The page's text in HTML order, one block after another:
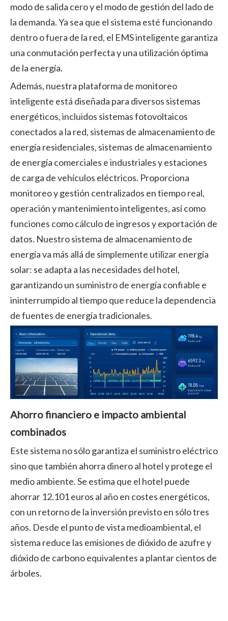
modo de salida cero y el modo de gestión del lado de
la demanda. Ya sea que el sistema esté funcionando
dentro o fuera de la red, el EMS inteligente garantiza
una conmutación perfecta y una utilización óptima
de la energía.
Además, nuestra plataforma de monitoreo
inteligente está diseñada para diversos sistemas
energéticos, incluidos sistemas fotovoltaicos
conectados a la red, sistemas de almacenamiento de
energía residenciales, sistemas de almacenamiento
de energía comerciales e industriales y estaciones
de carga de vehículos eléctricos. Proporciona
monitoreo y gestión centralizados en tiempo real,
operación y mantenimiento inteligentes, así como
funciones como cálculo de ingresos y exportación de
datos. Nuestro sistema de almacenamiento de
energía va más allá de simplemente utilizar energía
solar: se adapta a las necesidades del hotel,
garantizando un suministro de energía confiable e
ininterrumpido al tiempo que reduce la dependencia
de fuentes de energía tradicionales.
Ahorro financiero e impacto ambiental
combinados
Este sistema no sólo garantiza el suministro eléctrico
sino que también ahorra dinero al hotel y protege el
medio ambiente. Se estima que el hotel puede
ahorrar 12.101 euros al año en costes energéticos,
con un retorno de la inversión previsto en sólo tres
años. Desde el punto de vista medioambiental, el
sistema reduce las emisiones de dióxido de azufre y
dióxido de carbono equivalentes a plantar cientos de
árboles.